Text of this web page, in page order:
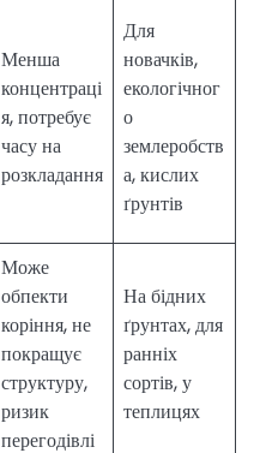
Менша
концентраці
я, потребує
часу на
розкладання
Для
новачків,
екологічног
о
землеробств
а, кислих
ґрунтів
Може
обпекти
коріння, не
покращує
структуру,
ризик
перегодівлі
На бідних
ґрунтах, для
ранніх
сортів, у
теплицях